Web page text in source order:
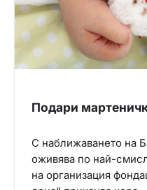
Подари
С наближаването на
оживява по най-
на организация